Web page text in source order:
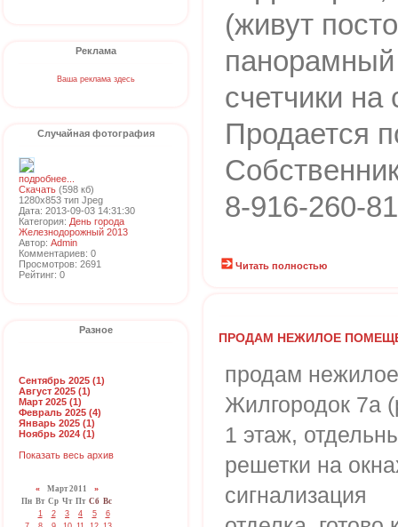
Реклама
Ваша реклама здесь
Случайная фотография
подробнее...
Скачать (598 кб)
1280x853 тип Jpeg
Дата: 2013-09-03 14:31:30
Категория: День города
Железнодорожный 2013
Автор: Admin
Комментариев: 0
Просмотров: 2691
Рейтинг: 0
Разное
Сентябрь 2025 (1)
Август 2025 (1)
Март 2025 (1)
Февраль 2025 (4)
Январь 2025 (1)
Ноябрь 2024 (1)
Показать весь архив
«Март 2011 »
Пн Вт Ср Чт Пт Сб Вс
1
2 3 4 5
6
(живут
панорамный
счетчики на
Продается
8-916-260-
Читать полностью
ПРОДАМ НЕЖИЛОЕ
продам
Жилгородок 7а
1 этаж,
решетки на
сигнализация